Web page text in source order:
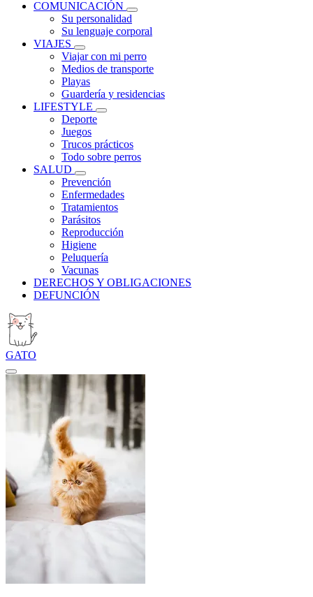
COMUNICACIÓN
Su personalidad
Su lenguaje corporal
VIAJES
Viajar con mi perro
Medios de transporte
Playas
Guardería y residencias
LIFESTYLE
Deporte
Juegos
Trucos prácticos
Todo sobre perros
SALUD
Prevención
Enfermedades
Tratamientos
Parásitos
Reproducción
Higiene
Peluquería
Vacunas
DERECHOS Y OBLIGACIONES
DEFUNCIÓN
GATO